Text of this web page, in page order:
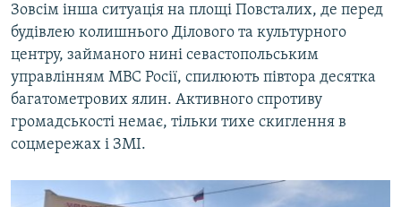
Зовсім інша ситуація на площі Повсталих, де перед
будівлею колишнього Ділового та культурного
центру, займаного нині севастопольським
управлінням МВС Росії, спилюють півтора десятка
багатометрових ялин. Активного спротиву
громадськості немає, тільки тихе скиглення в
соцмережах і ЗМІ.